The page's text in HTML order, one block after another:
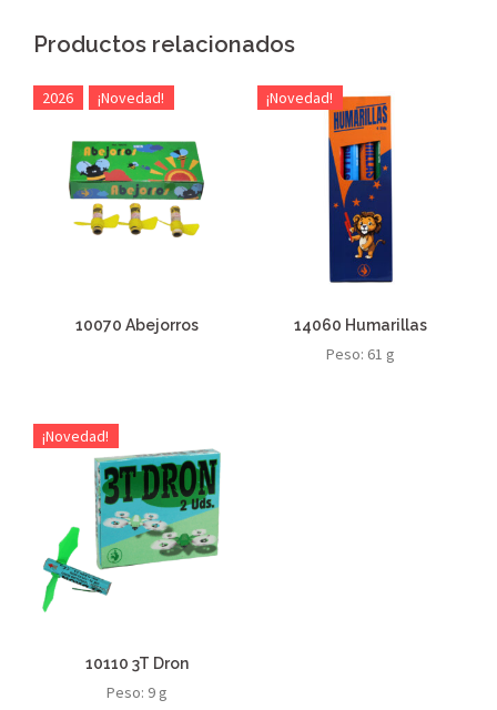
Productos relacionados
2026 ¡Novedad!
10070 Abejorros
¡Novedad!
14060 Humarillas
Peso: 61 g
¡Novedad!
10110 3T Dron
Peso: 9 g